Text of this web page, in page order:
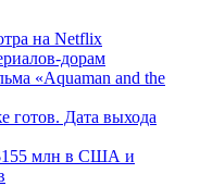
на Netflix
дорам
«Aquaman and the
готов. Дата выхода
млн в США и